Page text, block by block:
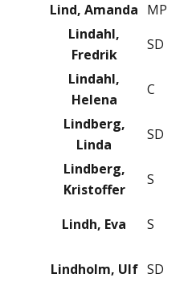
Lind, Amanda MP
Lindahl,
Fredrik
SD
Lindahl,
Helena
C
Lindberg,
Linda
SD
Lindberg,
Kristoffer
S
Lindh, Eva S
Lindholm, Ulf SD